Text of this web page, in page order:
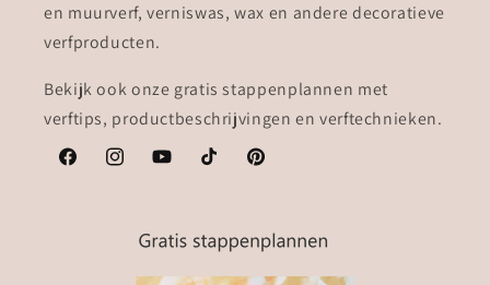
en muurverf, verniswas, wax en andere decoratieve
verfproducten.
Bekijk ook onze gratis stappenplannen met
verftips, productbeschrijvingen en verftechnieken.
FacebookInstagramYouTubeTikTok Pinterest